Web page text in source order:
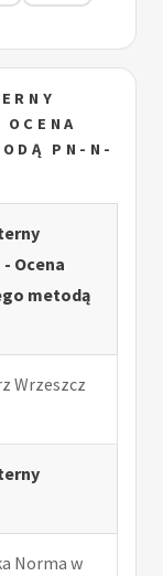
PN-N-
Ocena
metodą
Wrzeszcz
Norma w